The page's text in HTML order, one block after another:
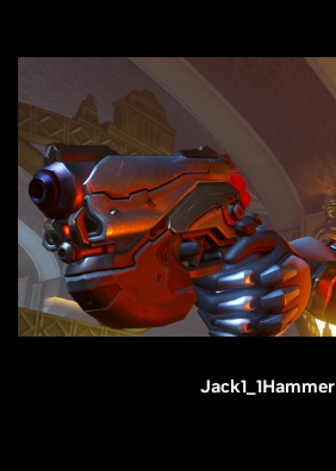
Jack1_1Hammer